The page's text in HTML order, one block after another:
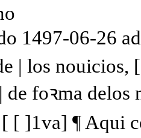
1497-06-26
| los nouicios,
de foꝛma delos
[ ]1va] ¶ Aqui